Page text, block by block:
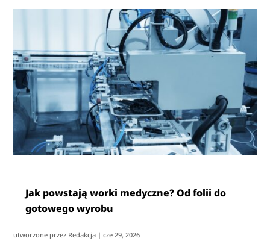
Jak powstają worki medyczne? Od folii do
gotowego wyrobu
utworzone przez Redakcja |cze 29, 2026